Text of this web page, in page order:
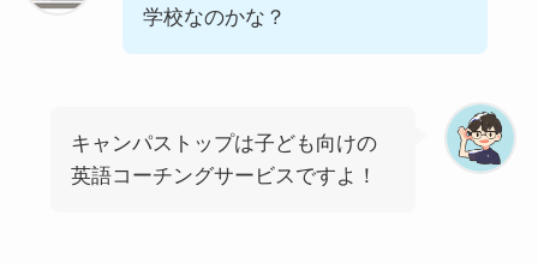
学校なのかな？
キャンパストップは子ども向けの
英語コーチングサービスですよ！